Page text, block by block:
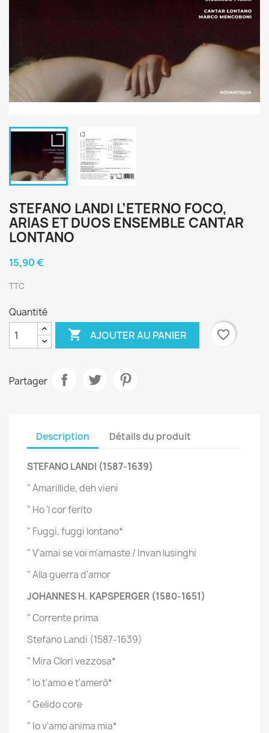
STEFANO LANDI L’ETERNO FOCO,
ARIAS ET DUOS ENSEMBLE CANTAR
LONTANO
15,90 €
TTC
Quantité
 AJOUTER AU PANIER favorite_border
Partager
Description Détails du produit
STEFANO LANDI (1587-1639)
" Amarillide, deh vieni
" Ho 'l cor ferito
" Fuggi, fuggi lontano*
" V'amai se voi m'amaste / Invan lusinghi
" Alla guerra d'amor
JOHANNES H. KAPSPERGER (1580-1651)
" Corrente prima
Stefano Landi (1587-1639)
" Mira Clori vezzosa*
" Io t'amo e t'amerò*
" Gelido core
" Io v'amo anima mia*